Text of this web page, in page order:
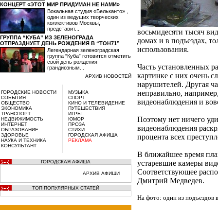
КОНЦЕРТ «ЭТОТ МИР ПРИДУМАН НЕ НАМИ»
Вокальная студия «Бельканто» ,
один из ведущих творческих
коллективов Москвы,
представит...
ГРУППА “КУБА” ИЗ ЗЕЛЕНОГРАДА
ОТПРАЗДНУЕТ ДЕНЬ РОЖДЕНИЯ В “ТОН71”
Легендарная зеленоградская
группа “Куба” готовится отметить
свой день рождения
грандиозным...
АРХИВ НОВОСТЕЙ
ГОРОДСКИЕ НОВОСТИ
СОБЫТИЯ
ОБЩЕСТВО
ЭКОНОМИКА
ТРАНСПОРТ
НЕДВИЖИМОСТЬ
ИНТЕРНЕТ
ОБРАЗОВАНИЕ
ЗДОРОВЬЕ
НАУКА И ТЕХНИКА
КОНСУЛЬТАНТ
МУЗЫКА
СПОРТ
КИНО И ТЕЛЕВИДЕНИЕ
ПУТЕШЕСТВИЯ
ИГРЫ
ЮМОР
ПРОЗА
СТИХИ
ГОРОДСКАЯ АФИША
РЕКЛАМА
ГОРОДСКАЯ АФИША
АРХИВ АФИШИ
ТОП ПОПУЛЯРНЫХ СТАТЕЙ
восьмидесяти тысяч
домах и в подъездах,
использования.
Часть установленных
картинке с них очень
нарушителей. Другая
неправильно,
видеонаблюдения и
Поэтому нет ничего
видеонаблюдения
процента всех
В ближайшее время
устаревшие камеры
Соответствующее
Дмитрий Медведев.
На фото: один из подъездов